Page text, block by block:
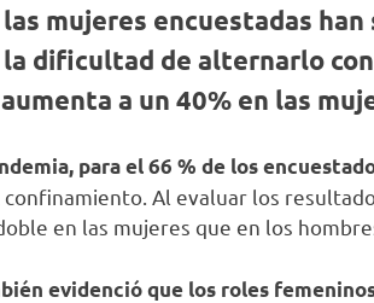
las mujeres encuestadas
dificultad de alternarlo
aumenta a un 40% en las
para el 66 % de los
Al evaluar los
en las mujeres que en los
evidenció que los roles